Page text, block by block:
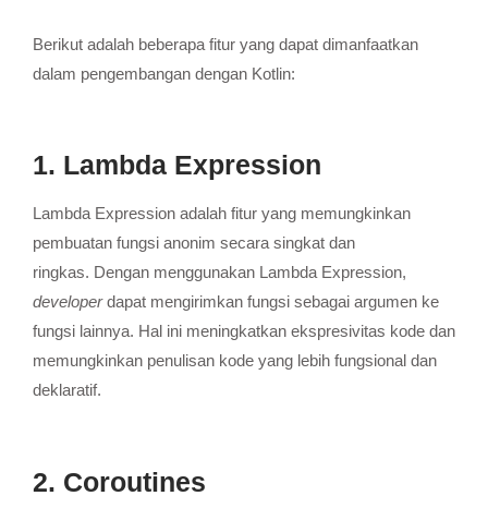
Berikut adalah beberapa fitur yang dapat dimanfaatkan
dalam pengembangan dengan Kotlin:
1. Lambda Expression
Lambda Expression adalah fitur yang memungkinkan
pembuatan fungsi anonim secara singkat dan
ringkas. Dengan menggunakan Lambda Expression,
developerdapat mengirimkan fungsi sebagai argumen ke
fungsi lainnya. Hal ini meningkatkan ekspresivitas kode dan
memungkinkan penulisan kode yang lebih fungsional dan
deklaratif.
2. Coroutines